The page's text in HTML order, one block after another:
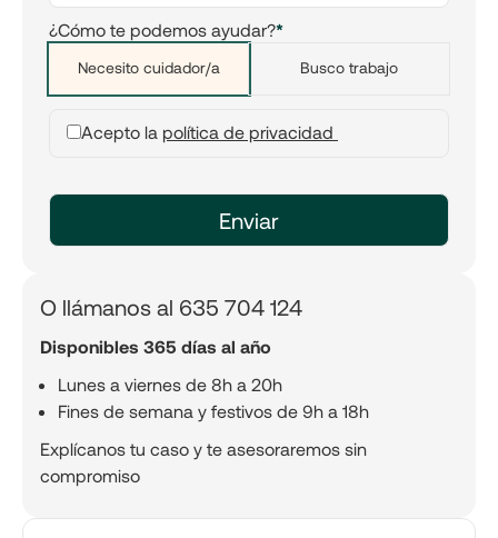
¿Cómo te podemos ayudar?*
Necesito cuidador/a Busco trabajo
Acepto la política de privacidad
O llámanos al 635 704 124
Disponibles 365 días al año
Lunes a viernes de 8h a 20h
Fines de semana y festivos de 9h a 18h
Explícanos tu caso y te asesoraremos sin
compromiso